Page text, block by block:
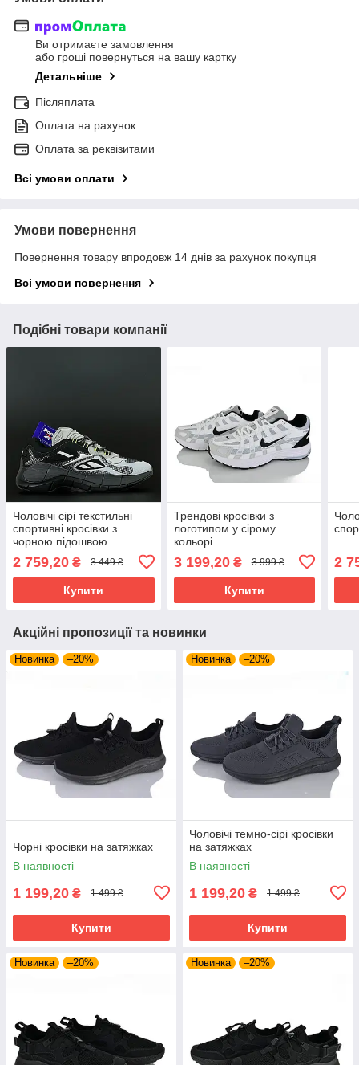
Ви отримаєте замовлення
або гроші повернуться на вашу картку
Детальніше
Післяплата
Оплата на рахунок
Оплата за реквізитами
Всі умови оплати
Умови повернення
Повернення товару впродовж 14 днів за рахунок покупця
Всі умови повернення
Подібні товари компанії
Чоловічі сірі текстильні
спортивні кросівки з
чорною підошвою
2 759,20 ₴ 3 449 ₴
Купити
Трендові кросівки з
логотипом у сірому
кольорі
3 199,20₴ 3 999 ₴
Купити
2
Акційні пропозиції та новинки
Новинка –20%
Чорні кросівки на затяжках
В наявності
1 199,20 ₴ 1 499 ₴
Купити
Новинка –20%
Чоловічі темно-сірі кросівки
на затяжках
В наявності
1 199,20 ₴ 1 499 ₴
Купити
Новинка –20% Новинка –20%